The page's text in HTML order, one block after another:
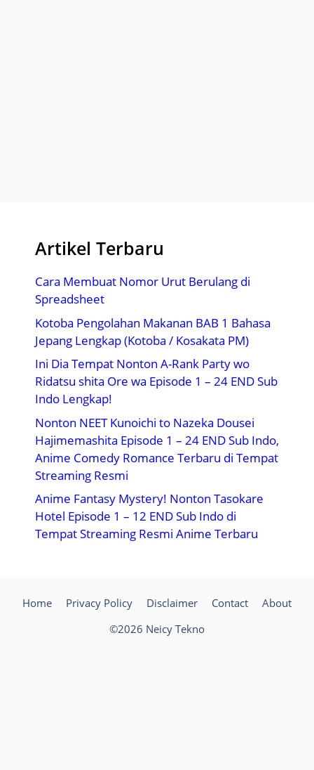
Artikel Terbaru
Cara Membuat Nomor Urut Berulang di
Spreadsheet
Kotoba Pengolahan Makanan BAB 1 Bahasa
Jepang Lengkap (Kotoba / Kosakata PM)
Ini Dia Tempat Nonton A-Rank Party wo
Ridatsu shita Ore wa Episode 1 – 24 END Sub
Indo Lengkap!
Nonton NEET Kunoichi to Nazeka Dousei
Hajimemashita Episode 1 – 24 END Sub Indo,
Anime Comedy Romance Terbaru di Tempat
Streaming Resmi
Anime Fantasy Mystery! Nonton Tasokare
Hotel Episode 1 – 12 END Sub Indo di
Tempat Streaming Resmi Anime Terbaru
Home Privacy Policy Disclaimer Contact
About
©2026 Neicy Tekno